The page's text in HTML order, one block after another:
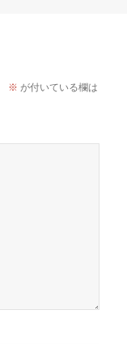
※ が付いている欄は